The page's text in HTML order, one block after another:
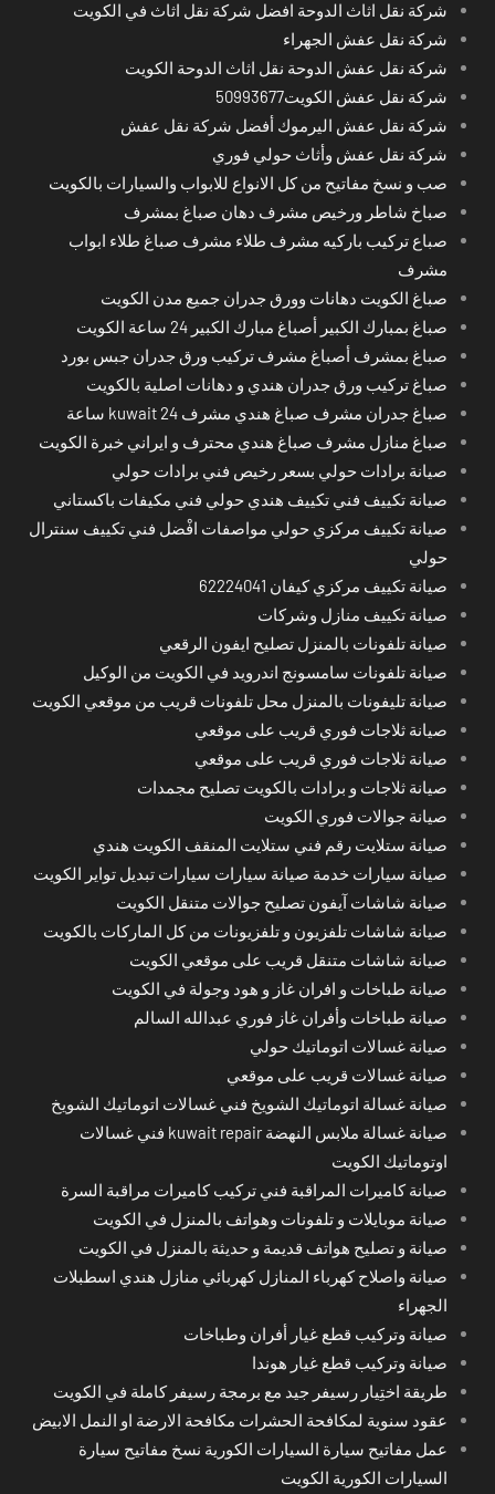
شركة نقل اثاث الدوحة افضل شركة نقل اثاث في الكويت
شركة نقل عفش الجهراء
شركة نقل عفش الدوحة نقل اثاث الدوحة الكويت
شركة نقل عفش الكويت50993677
شركة نقل عفش اليرموك أفضل شركة نقل عفش
شركة نقل عفش وأثاث حولي فوري
صب و نسخ مفاتيح من كل الانواع للابواب والسيارات بالكويت
صباخ شاطر ورخيص مشرف دهان صباغ بمشرف
صباع تركيب باركيه مشرف طلاء مشرف صباغ طلاء ابواب
مشرف
صباغ الكويت دهانات وورق جدران جميع مدن الكويت
صباغ بمبارك الكبير أصباغ مبارك الكبير 24 ساعة الكويت
صباغ بمشرف أصباغ مشرف تركيب ورق جدران جبس بورد
صباغ تركيب ورق جدران هندي و دهانات اصلية بالكويت
صباغ جدران مشرف صباغ هندي مشرف kuwait 24 ساعة
صباغ منازل مشرف صباغ هندي محترف و ايراني خبرة الكويت
صيانة برادات حولي بسعر رخيص فني برادات حولي
صيانة تكييف فني تكييف هندي حولي فني مكيفات باكستاني
صيانة تكييف مركزي حولي مواصفات افْضل فني تكييف سنترال
حولي
صيانة تكييف مركزي كيفان 62224041
صيانة تكييف منازل وشركات
صيانة تلفونات بالمنزل تصليح ايفون الرقعي
صيانة تلفونات سامسونج اندرويد في الكويت من الوكيل
صيانة تليفونات بالمنزل محل تلفونات قريب من موقعي الكويت
صيانة ثلاجات فوري قريب على موقعي
صيانة ثلاجات فوري قريب على موقعي
صيانة ثلاجات و برادات بالكويت تصليح مجمدات
صيانة جوالات فوري الكويت
صيانة ستلايت رقم فني ستلايت المنقف الكويت هندي
صيانة سيارات خدمة صيانة سيارات سيارات تبديل تواير الكويت
صيانة شاشات آيفون تصليح جوالات متنقل الكويت
صيانة شاشات تلفزيون و تلفزيونات من كل الماركات بالكويت
صيانة شاشات متنقل قريب على موقعي الكويت
صيانة طباخات و افران غاز و هود وجولة في الكويت
صيانة طباخات وأفران غاز فوري عبدالله السالم
صيانة غسالات اتوماتيك حولي
صيانة غسالات قريب على موقعي
صيانة غسالة اتوماتيك الشويخ فني غسالات اتوماتيك الشويخ
صيانة غسالة ملابس النهضة kuwait repair فني غسالات
اوتوماتيك الكويت
صيانة كاميرات المراقبة فني تركيب كاميرات مراقبة السرة
صيانة موبايلات و تلفونات وهواتف بالمنزل في الكويت
صيانة و تصليح هواتف قديمة و حديثة بالمنزل في الكويت
صيانة واصلاح كهرباء المنازل كهربائي منازل هندي اسطبلات
الجهراء
صيانة وتركيب قطع غيار أفران وطباخات
صيانة وتركيب قطع غيار هوندا
طريقة اختِيار رسيفر جيد مع برمجة رسيفر كاملة في الكويت
عقود سنوية لمكافحة الحشرات مكافحة الارضة او النمل الابيض
عمل مفاتيح سيارة السيارات الكورية نسخ مفاتيح سيارة
السيارات الكورية الكويت